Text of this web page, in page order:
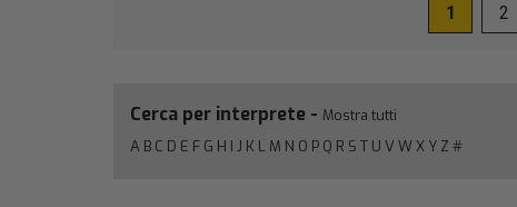
1 2
Cerca per interprete - Mostra tutti
A B C D E F G H I J K L M N O P Q R S T U V W X Y Z #